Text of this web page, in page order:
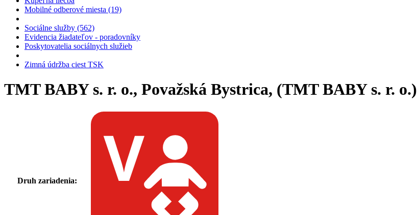
Mobilné odberové miesta (19)
Sociálne služby (562)
Evidencia žiadateľov - poradovníky
Poskytovatelia sociálnych služieb
Zimná údržba ciest TSK
TMT BABY s. r. o., Považská Bystrica, (TMT BABY s. r. o.)
Druh zariadenia: